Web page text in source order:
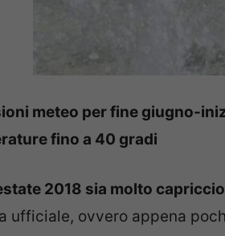
meteo per fine giugno-
fino a 40 gradi
2018 sia molto
ufficiale, ovvero appena